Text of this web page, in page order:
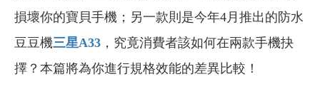
損壞你的寶貝手機；另一款則是今年4月推出的防水
豆豆機三星A33 ，究竟消費者該如何在兩款手機抉
擇？本篇將為你進行規格效能的差異比較！